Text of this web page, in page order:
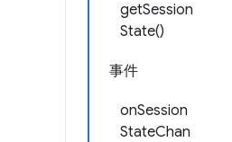
getSession
State()
事件
onSession
StateChan